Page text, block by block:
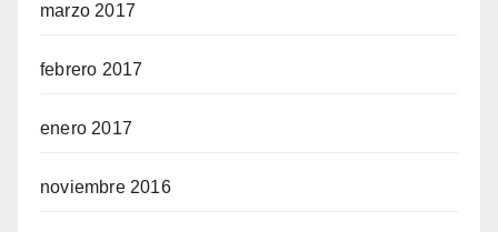
marzo 2017
febrero 2017
enero 2017
noviembre 2016